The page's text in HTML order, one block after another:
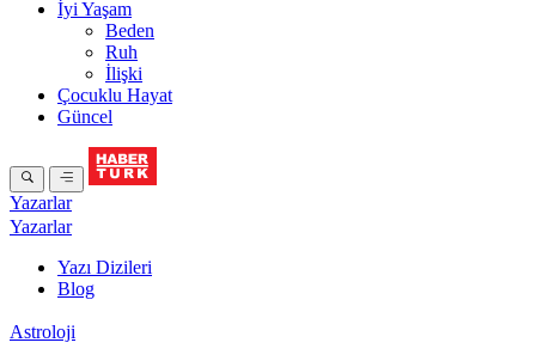
İyi Yaşam
Beden
Ruh
İlişki
Çocuklu Hayat
Güncel
Yazarlar
Yazarlar
Yazı Dizileri
Blog
Astroloji